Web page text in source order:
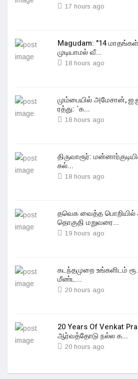
17 hours ago
Magudam: "14 மாதங்கள்
முடியாமல் வீ...
18 hours ago
மும்பையில் அமேசான்,
ரத்து: `க...
18 hours ago
திருவாரூர்:
கல்...
18 hours ago
தவெக வைத்த பொறியில்
தொகுதி மறுவரை...
19 hours ago
கடந்தமுறை உங்களிடம்
மீண்ட...
20 hours ago
20 Years Of Venkat
ஆர்வத்தோடு நல்ல க...
20 hours ago